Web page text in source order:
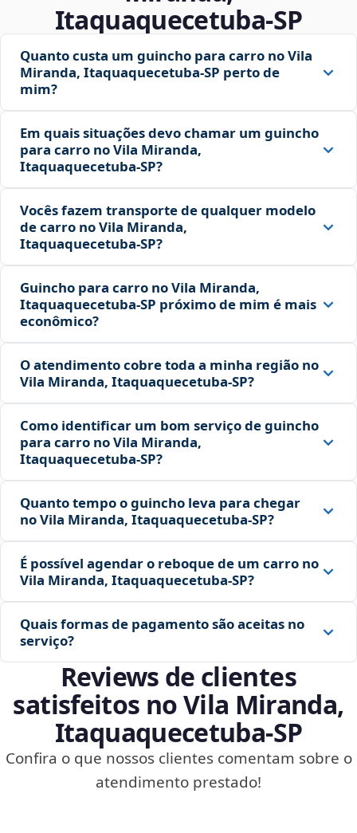
Itaquaquecetuba‑SP
Quanto custa um guincho para carro no Vila
Miranda, Itaquaquecetuba‑SP perto de
mim?
Em quais situações devo chamar um guincho
para carro no Vila Miranda,
Itaquaquecetuba‑SP?
Vocês fazem transporte de qualquer modelo
de carro no Vila Miranda,
Itaquaquecetuba‑SP?
Guincho para carro no Vila Miranda,
Itaquaquecetuba‑SP próximo de mim é mais
econômico?
O atendimento cobre toda a minha região no
Vila Miranda, Itaquaquecetuba‑SP?
Como identificar um bom serviço de guincho
para carro no Vila Miranda,
Itaquaquecetuba‑SP?
Quanto tempo o guincho leva para chegar
no Vila Miranda, Itaquaquecetuba‑SP?
É possível agendar o reboque de um carro no
Vila Miranda, Itaquaquecetuba‑SP?
Quais formas de pagamento são aceitas no
serviço?
Reviews de clientes
satisfeitos no Vila Miranda,
Itaquaquecetuba‑SP
Confira o que nossos clientes comentam sobre o
atendimento prestado!